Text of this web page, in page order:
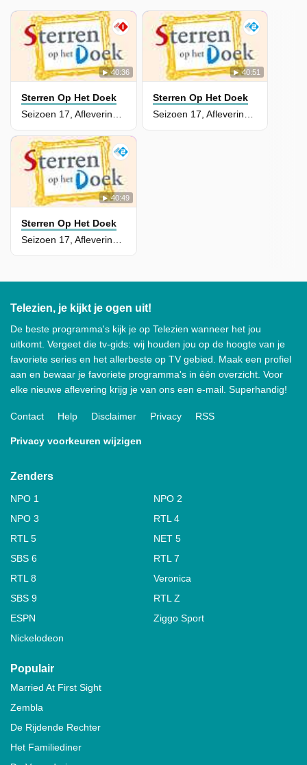
40:36
Sterren Op Het Doek
Seizoen 17, Aflevering 8 - Jandino Asporaat
40:51
Sterren Op Het Doek
Seizoen 17, Aflevering 7 - Carrie ten Napel
40:49
Sterren Op Het Doek
Telezien, je kijkt je ogen uit!
De beste programma's kijk je op Telezien wanneer het jou
uitkomt. Vergeet die tv-gids: wij houden jou op de hoogte van je
favoriete series en het allerbeste op TV gebied. Maak een profiel
aan en bewaar je favoriete programma's in één overzicht. Voor
elke nieuwe aflevering krijg je van ons een e-mail. Superhandig!
Contact Help Disclaimer Privacy RSS
Privacy voorkeuren wijzigen
Zenders
NPO 1
NPO 2
NPO 3
RTL 4
RTL 5
NET 5
SBS 6
RTL 7
RTL 8
Veronica
SBS 9
RTL Z
ESPN
Ziggo Sport
Nickelodeon
Populair
Married At First Sight
Zembla
De Rijdende Rechter
Het Familiediner